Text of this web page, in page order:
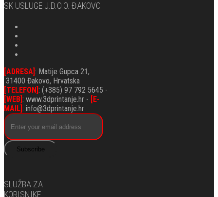
SK USLUGE J.d.o.o. ĐAKOVO
[ADRESA] : Matije Gupca 21,
31400 Đakovo, Hrvatska
[TELEFON] : (+385) 97 792 5645 -
[WEB] : www.3dprintanje.hr -
[E-
MAIL] : info@3dprintanje.hr
Subscribe
SLUŽBA ZA
KORISNIKE